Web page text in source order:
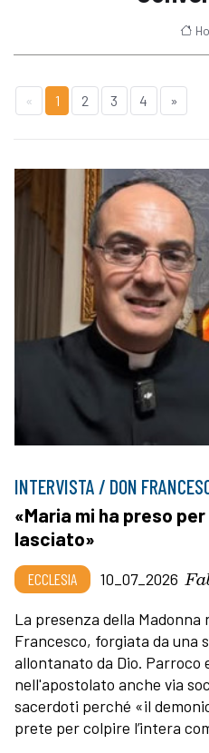
« 1 2 3 4 »
INTERVISTA / DON
«Maria mi ha preso
lasciato»
ECCLESIA 10_07_2026
La presenza della Madonna
Francesco, forgiata da una
allontanato da Dio.
nell'apostolato anche via
sacerdoti perché «il
prete per colpire l’intera